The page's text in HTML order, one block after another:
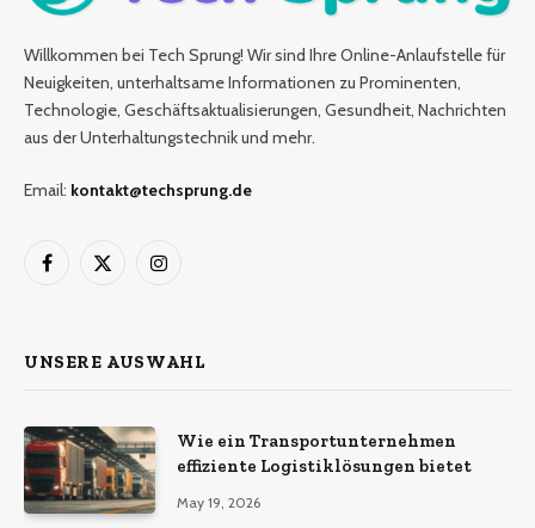
Willkommen bei Tech Sprung! Wir sind Ihre Online-Anlaufstelle für
Neuigkeiten, unterhaltsame Informationen zu Prominenten,
Technologie, Geschäftsaktualisierungen, Gesundheit, Nachrichten
aus der Unterhaltungstechnik und mehr.
Email: kontakt@techsprung.de
Facebook
X
Instagram
UNSERE AUSWAHL
Wie ein Transportunternehmen
effiziente Logistiklösungen bietet
May 19, 2026